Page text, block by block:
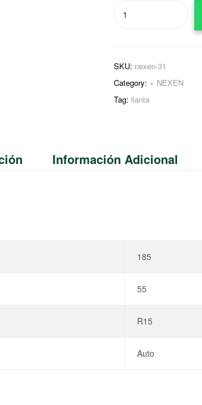
SKU: nexen-31
Category: + NEXEN
Tag: llanta
Información Adicional
185
55
R15
Auto